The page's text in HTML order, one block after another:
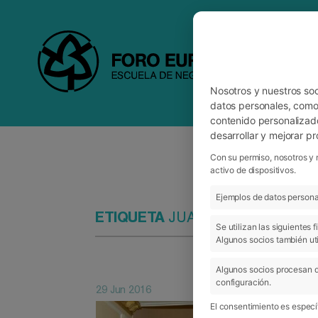
ETIQUETAJUAN RAMÓN ELORZ
29 Jun 2016
Nosotros y nuestros
datos personales,
contenido
desarrollar y mejorar
Con su permiso, nosotros
activo de dispositivos.
Ejemplos de datos
Se utilizan las siguientes
Algunos socios también
Algunos socios procesan
configuración.
El consentimiento es